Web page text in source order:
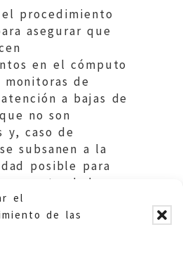
el
de las
procedimiento
asegurar que
en el cómputo
de
a bajas de
no son
y, caso de
subsanen a la
posible para
no se traslade a